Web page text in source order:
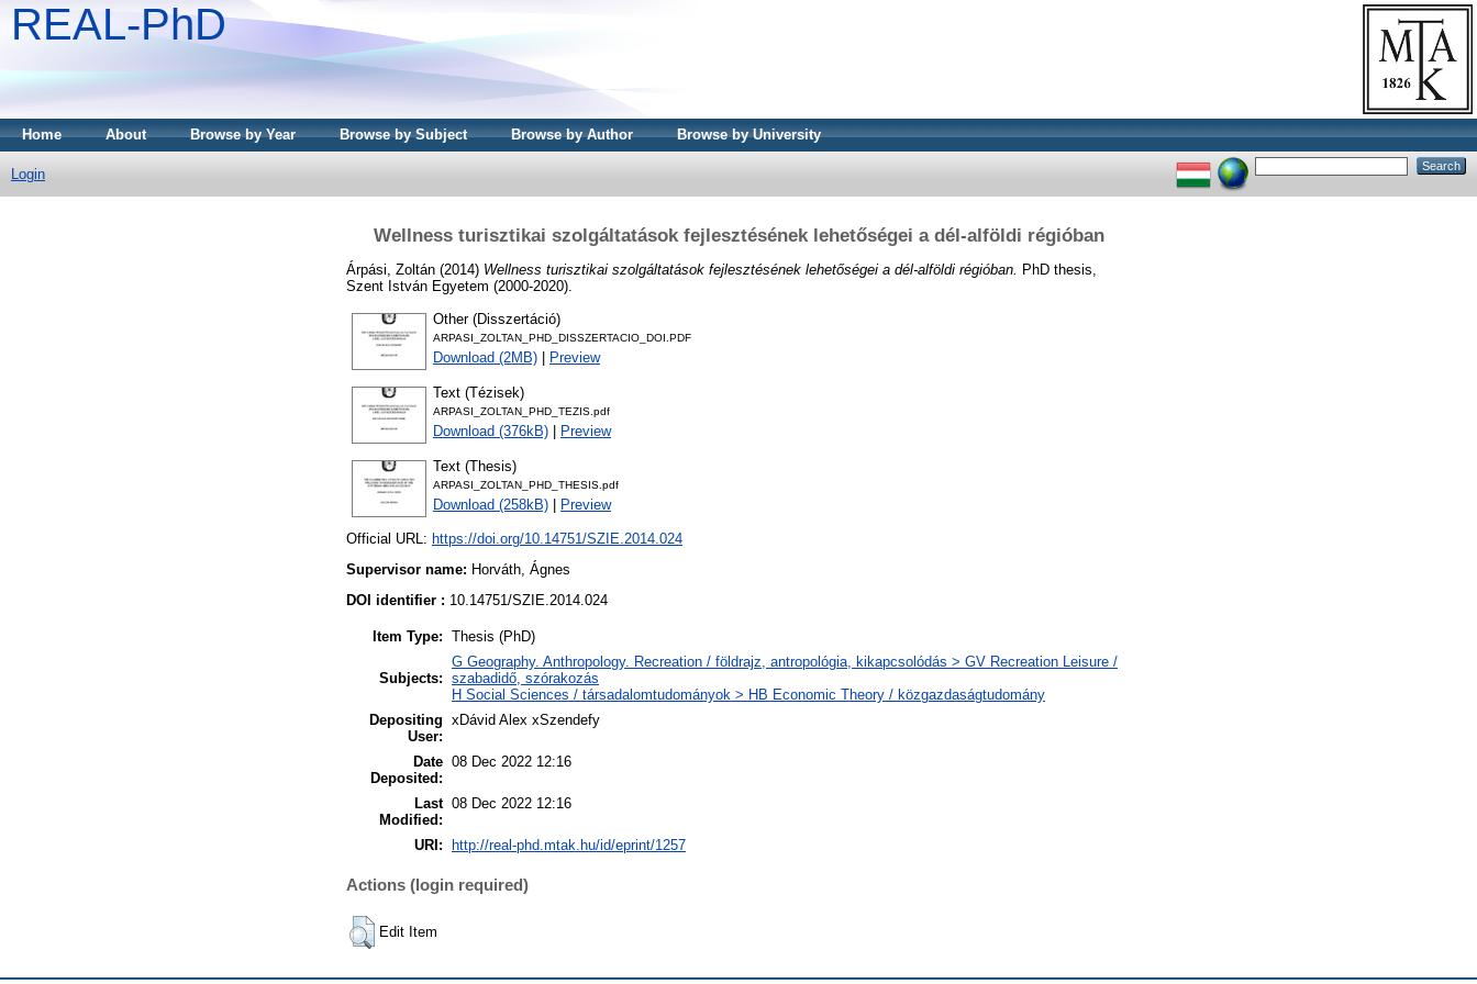
REAL-PhD
Home About Browse by Year Browse by Subject Browse by Author Browse by University
Login
Wellness turisztikai szolgáltatások fejlesztésének lehetőségei a dél-alföldi régióban
Árpási, Zoltán (2014) Wellness turisztikai szolgáltatások fejlesztésének lehetőségei a dél-alföldi régióban. PhD thesis,
Szent István Egyetem (2000-2020).
Other (Disszertáció)
ARPASI_ZOLTAN_PHD_DISSZERTACIO_DOI.PDF
Download (2MB) Preview
Text (Tézisek)
ARPASI_ZOLTAN_PHD_TEZIS.pdf
Download (376kB) Preview
Text (Thesis)
ARPASI_ZOLTAN_PHD_THESIS.pdf
Download (258kB) Preview
Official URL: https://doi.org/10.14751/SZIE.2014.024
Supervisor name: Horváth, Ágnes
DOI identifier : 10.14751/SZIE.2014.024
Item Type: Thesis (PhD)
Subjects:
G Geography. Anthropology. Recreation / földrajz, antropológia, kikapcsolódás > GV Recreation Leisure /
szabadidő, szórakozás
H Social Sciences / társadalomtudományok > HB Economic Theory / közgazdaságtudomány
Depositing
User:
xDávid Alex xSzendefy
Date
Deposited:
08 Dec 2022 12:16
Last
Modified:
08 Dec 2022 12:16
URI: http://real-phd.mtak.hu/id/eprint/1257
Actions (login required)
Edit Item